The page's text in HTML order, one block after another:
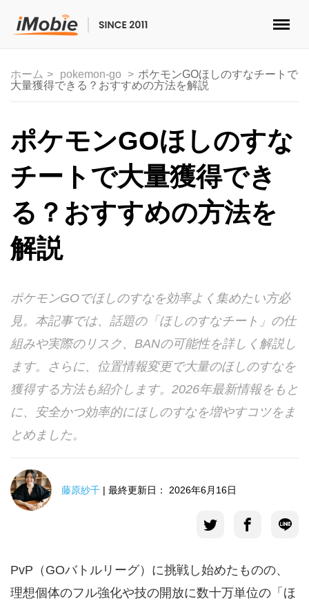
ロック解除&データ復元
マルチメディア
便利ツール
ソリューション
ストア
ダウンロード
サポート
言語選択
ホーム pokemon-go
ポケモンGOほしのすなチートで
大量獲得できる？おすすめの方法を解説
ポケモンGOほしのすな
チートで大量獲得でき
る？おすすめの方法を
解説
ポケモンGOでほしのすなを効率よく集めたい方必
見。本記事では、話題の「ほしのすなチート」の仕
組みや実際のリスク、BANの可能性を詳しく解説し
ます。さらに、位置情報変更で大量のほしのすなを
獲得する方法も紹介します。2026年最新情報をもと
に、安全かつ効率的にほしのすなを増やすコツをま
とめました。
藤原紗千 | 最終更新日： 2026年6月16日
PvP（GOバトルリーグ）に挑戦し始めたものの、
理想個体のフル強化や技の開放に数十万単位の「ほ